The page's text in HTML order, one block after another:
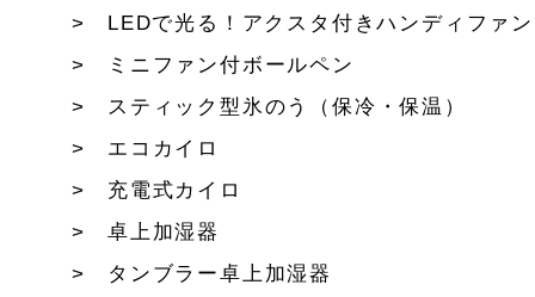
LEDで光る！アクスタ付きハンディファン
ミニファン付ボールペン
スティック型氷のう（保冷・保温）
エコカイロ
充電式カイロ
卓上加湿器
タンブラー卓上加湿器